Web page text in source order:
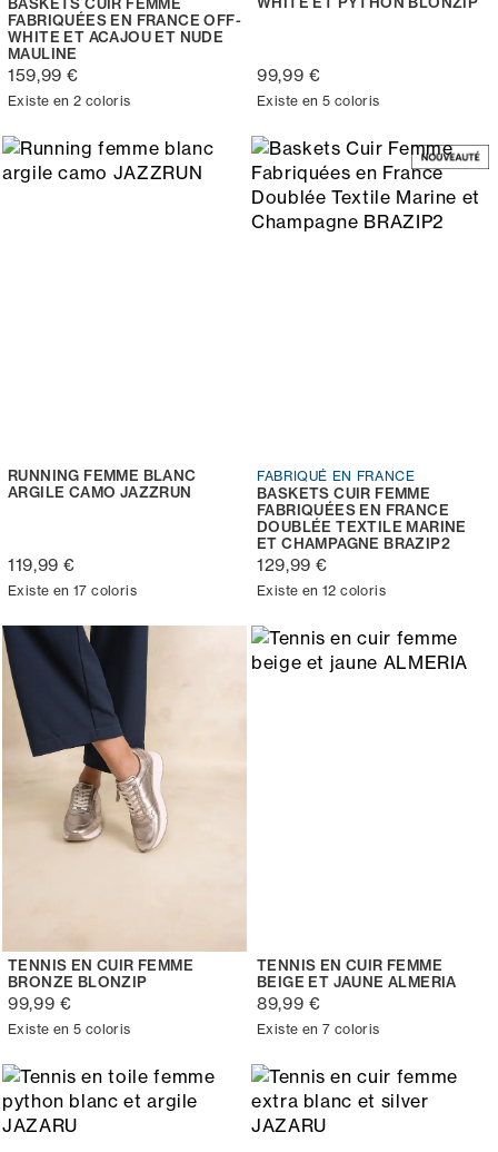
BASKETS CUIR FEMME
FABRIQUÉES EN FRANCE OFF-
WHITE ET ACAJOU ET NUDE
MAULINE
159,99 €
Existe en 2 coloris
99,99 €
Existe en 5 coloris
RUNNING FEMME BLANC
ARGILE CAMO JAZZRUN
119,99 €
Existe en 17 coloris
FABRIQUÉ EN FRANCE
BASKETS CUIR FEMME
FABRIQUÉES EN FRANCE
DOUBLÉE TEXTILE MARINE
ET CHAMPAGNE BRAZIP2
129,99 €
Existe en 12 coloris
TENNIS EN CUIR FEMME
BRONZE BLONZIP
99,99 €
Existe en 5 coloris
TENNIS EN CUIR FEMME
BEIGE ET JAUNE ALMERIA
89,99 €
Existe en 7 coloris